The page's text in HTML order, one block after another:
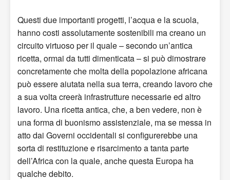
Questi due importanti progetti, l’acqua e la scuola,
hanno costi assolutamente sostenibili ma creano un
circuito virtuoso per il quale – secondo un’antica
ricetta, ormai da tutti dimenticata – si può dimostrare
concretamente che molta della popolazione africana
può essere aiutata nella sua terra, creando lavoro che
a sua volta creerà infrastrutture necessarie ed altro
lavoro. Una ricetta antica, che, a ben vedere, non è
una forma di buonismo assistenziale, ma se messa in
atto dai Governi occidentali si configurerebbe una
sorta di restituzione e risarcimento a tanta parte
dell’Africa con la quale, anche questa Europa ha
qualche debito.